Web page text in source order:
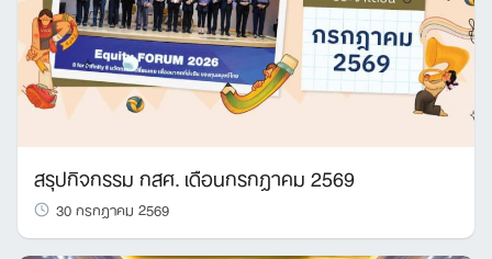
สรุปกิจกรรม กสศ. เดือนกรกฎาคม 2569
30 กรกฎาคม 2569